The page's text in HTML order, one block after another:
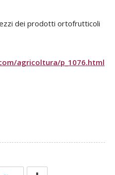
dei prodotti ortofrutticoli
agricoltura/p_1076.html